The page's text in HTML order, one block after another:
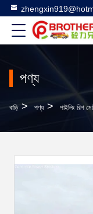
পণ্য
বাড়ি > পণ্য > পাইলিং রিগ